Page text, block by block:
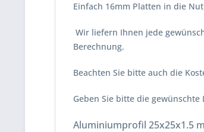
Einfach 16mm Platten in die
Wir liefern Ihnen jede
Berechnung.
Beachten Sie bitte auch die
Geben Sie bitte die gewünschte
Aluminiumprofil 25x25x1.5